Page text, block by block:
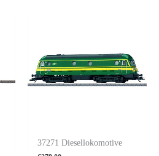
37271 Diesellokomotive